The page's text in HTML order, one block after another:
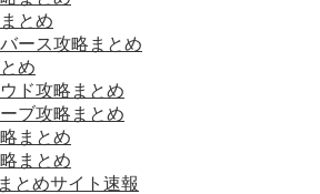
とめ
ース攻略まとめ
め
ド攻略まとめ
ブ攻略まとめ
まとめ
まとめ
とめサイト速報